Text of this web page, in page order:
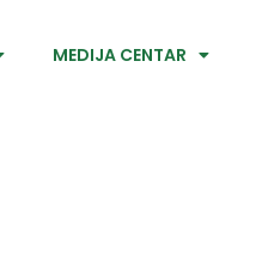
MEDIJA CENTAR